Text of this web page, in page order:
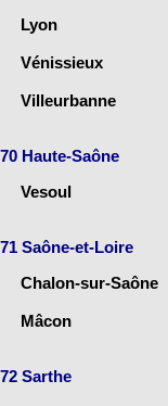
Lyon
Vénissieux
Villeurbanne
70 Haute-Saône
Vesoul
71 Saône-et-Loire
Chalon-sur-Saône
Mâcon
72 Sarthe